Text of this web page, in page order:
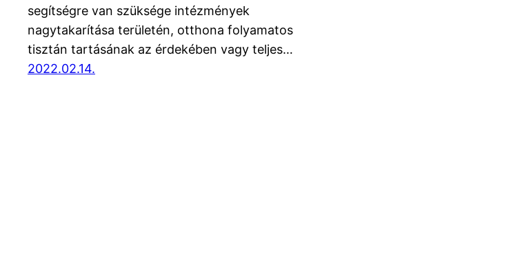
segítségre van szüksége intézmények
nagytakarítása területén, otthona folyamatos
tisztán tartásának az érdekében vagy teljes…
2022.02.14.